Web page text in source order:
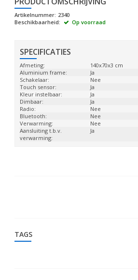
Artikelnummer: 2340
Beschikbaarheid:
Op voorraad
SPECIFICATIES
Afmeting:
140x70x3 cm
Aluminium frame:
Ja
Schakelaar:
Nee
Touch sensor:
Ja
Kleur instelbaar:
Ja
Dimbaar:
Ja
Radio:
Nee
Bluetooth:
Nee
Verwarming:
Nee
Aansluiting t.b.v.
verwarming:
Ja
TAGS